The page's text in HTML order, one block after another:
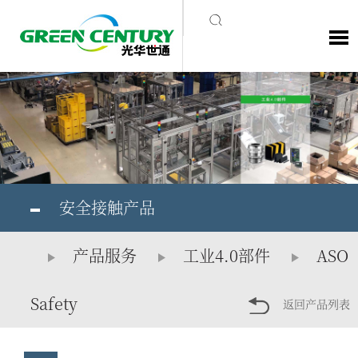
安全接触产品
产品服务 工业4.0部件 ASO
Safety 返回产品列表